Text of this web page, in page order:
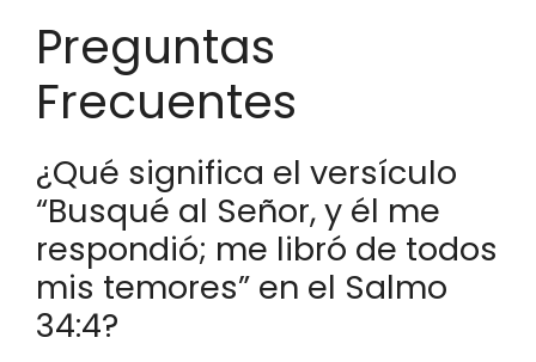
Preguntas
Frecuentes
¿Qué significa el versículo
“Busqué al Señor, y él me
respondió; me libró de todos
mis temores” en el Salmo
34:4?